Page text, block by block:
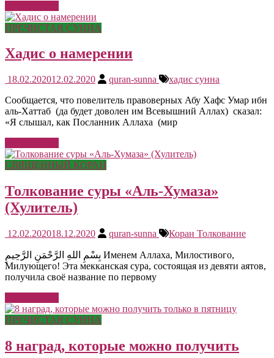
ПРЕЧИСТАЯ СУННА
Хадис о намерении
18.02.202012.02.2020 quran-sunna
хадис сунна
Сообщается, что повелитель правоверных Абу Хафс Умар ибн
аль-Хаттаб (да будет доволен им Всевышний Аллах) сказал:
«Я слышал, как Посланник Аллаха (мир
СВЯЩЕННЫЙ КОРАН
Толкование суры «Аль-Хумаза»
(Хулитель)
12.02.202018.12.2020 quran-sunna Коран Толкование
بِسْمِ اللهِ الرَّحْمَنِ الرَّحِيمِ Именем Аллаха, Милостивого,
Милующего! Эта мекканская сура, состоящая из девяти аятов,
получила своё название по первому
ПРЕЧИСТАЯ СУННА
8 наград, которые можно получить